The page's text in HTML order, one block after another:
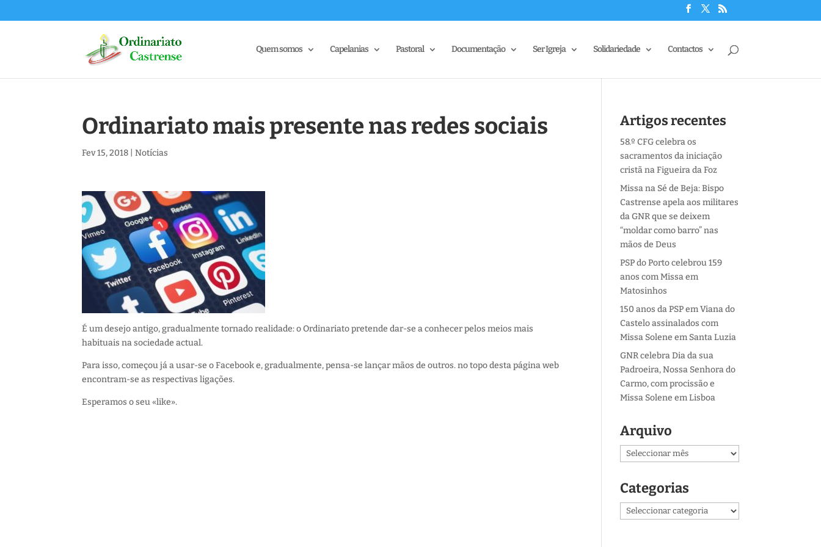
Quem somos Capelanias Pastoral Documentação Ser Igreja Solidariedade Contactos
Ordinariato mais presente nas redes sociais
Fev 15, 2018 |Notícias
É um desejo antigo, gradualmente tornado realidade: o Ordinariato pretende dar-se a conhecer pelos meios mais
habituais na sociedade actual.
Para isso, começou já a usar-se o Facebook e, gradualmente, pensa-se lançar mãos de outros. no topo desta página web
encontram-se as respectivas ligações.
Esperamos o seu «like».
Artigos recentes
58.º CFG celebra os
sacramentos da iniciação
cristã na Figueira da Foz
Missa na Sé de Beja: Bispo
Castrense apela aos militares
da GNR que se deixem
“moldar como barro” nas
mãos de Deus
PSP do Porto celebrou 159
anos com Missa em
Matosinhos
150 anos da PSP em Viana do
Castelo assinalados com
Missa Solene em Santa Luzia
GNR celebra Dia da sua
Padroeira, Nossa Senhora do
Carmo, com procissão e
Missa Solene em Lisboa
Arquivo
Arquivo
Categorias
Categorias